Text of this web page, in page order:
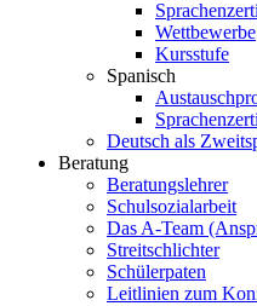
Wettbewerbe
Kursstufe
Spanisch
Deutsch als
Beratung
Beratungslehrer
Schulsozialarbeit
Das A-Team
Streitschlichter
Schülerpaten
Leitlinien zum